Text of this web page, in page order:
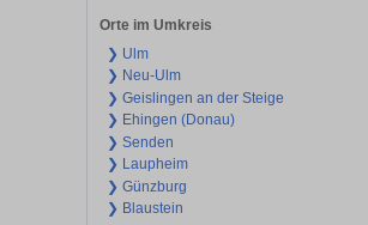
Orte im Umkreis
❯ Ulm
❯ Neu-Ulm
❯ Geislingen an der Steige
❯ Ehingen (Donau)
❯ Senden
❯ Laupheim
❯ Günzburg
❯ Blaustein